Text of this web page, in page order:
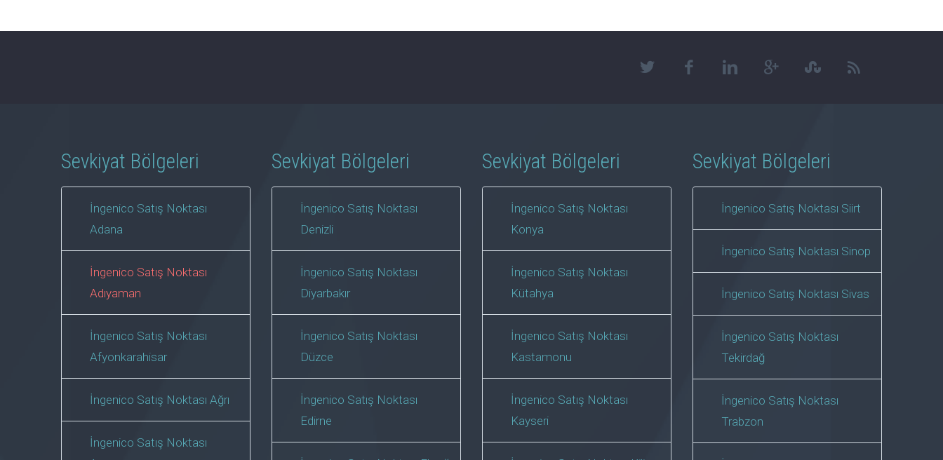
Sevkiyat Bölgeleri
İngenico Satış Noktası
Adana
İngenico Satış Noktası
Adıyaman
İngenico Satış Noktası
Afyonkarahisar
İngenico Satış Noktası Ağrı
İngenico Satış Noktası
Sevkiyat Bölgeleri
İngenico Satış Noktası
Denizli
İngenico Satış Noktası
Diyarbakır
İngenico Satış Noktası
Düzce
İngenico Satış Noktası
Edirne
Sevkiyat Bölgeleri
İngenico Satış Noktası
Konya
İngenico Satış Noktası
Kütahya
İngenico Satış Noktası
Kastamonu
İngenico Satış Noktası
Kayseri
Sevkiyat Bölgeleri
İngenico Satış Noktası Siirt
İngenico Satış Noktası Sinop
İngenico Satış Noktası Sivas
İngenico Satış Noktası
Tekirdağ
İngenico Satış Noktası
Trabzon